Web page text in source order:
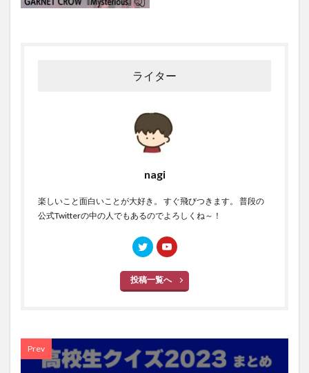
ライター
nagi
楽しいこと面白いことが大好き。 すぐ飛びつきます。 普段の
公式Twitterの中の人でもあるのでよろしくね～！
投稿一覧へ
Prev